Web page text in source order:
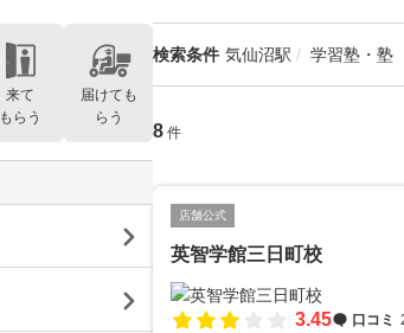
検索条件 気仙沼駅 学習塾・塾
8 件
店舗公式
英智学館三日町校
3.45 口コミ
来て
もらう
届けても
らう